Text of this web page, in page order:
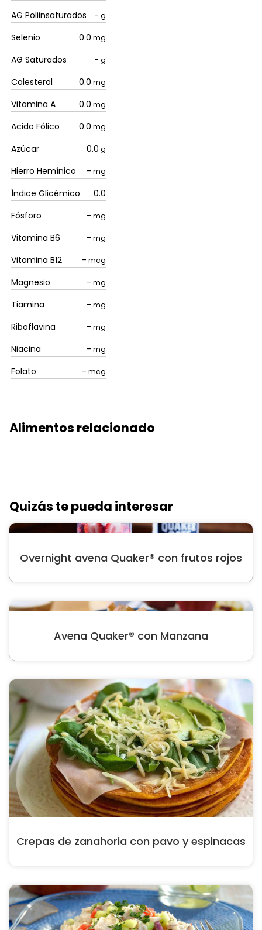
AG Poliinsaturados
- g
Selenio 0.0 mg
AG Saturados - g
Colesterol 0.0 mg
Vitamina A 0.0 mg
Acido Fólico 0.0 mg
Azúcar 0.0 g
Hierro Hemínico - mg
Índice Glicémico
0.0
Fósforo
- mg
Vitamina B6 - mg
Vitamina B12 - mcg
Magnesio - mg
Tiamina - mg
Riboflavina - mg
Niacina - mg
Folato - mcg
Alimentos relacionado
Quizás te pueda interesar
Overnight avena Quaker® con frutos rojos
Avena Quaker® con Manzana
Crepas de zanahoria con pavo y espinacas